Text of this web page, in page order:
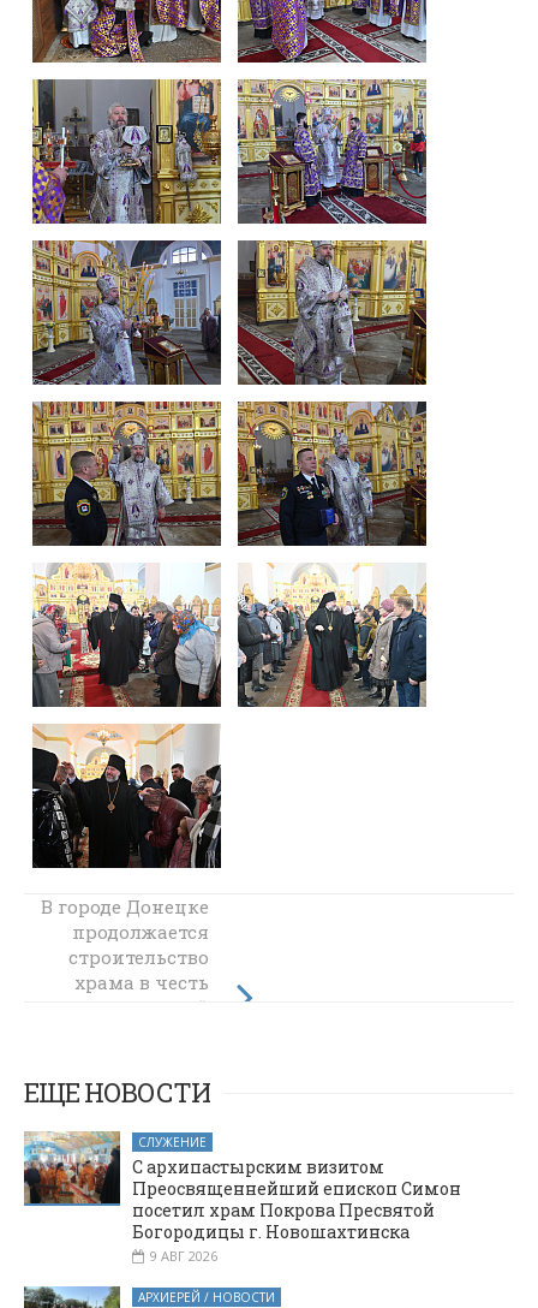
В поминальную
субботу
Великого поста
епископ Симон
панихиду в
храме святителя
Тихона
Задонского
поселка
Тарасовский
В городе Донецке
продолжается
строительство
храма в честь
святой
Московской
ЕЩЕ НОВОСТИ
СЛУЖЕНИЕ
С архипастырским визитом
Преосвященнейший епископ Симон
посетил храм Покрова Пресвятой
Богородицы г. Новошахтинска
9 АВГ 2026
АРХИЕРЕЙ / НОВОСТИ